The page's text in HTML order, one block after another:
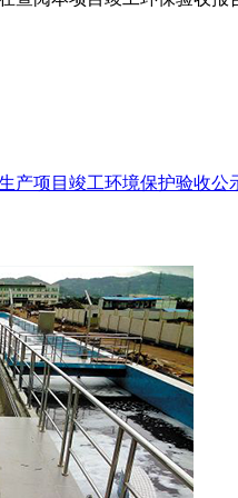
产项目竣工环境保护验收公